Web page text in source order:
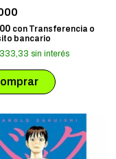
con Transferencia o
bancario
sin interés